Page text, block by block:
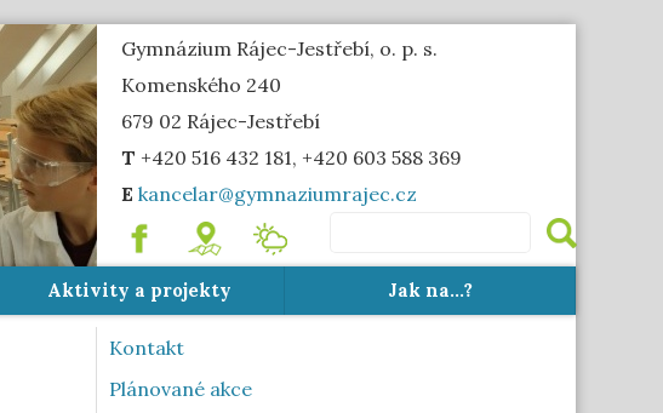
Gymnázium Rájec-Jestřebí, o. p. s.
Komenského 240
679 02 Rájec-Jestřebí
T +420 516 432 181, +420 603 588 369
E kancelar@gymnaziumrajec.cz
.
mapa Meteostanice
Aktivity a projekty Jak na...?
Kontakt
Plánované akce